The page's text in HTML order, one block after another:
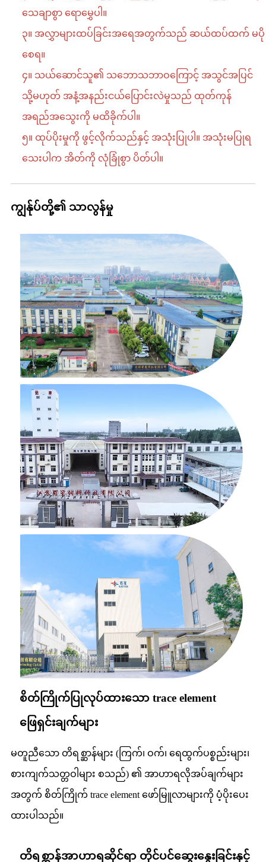
သေချာစွာ ရောမွှေပါ။
၃။ အလွှာများထပ်ခြင်းအရေအတွက်သည် ဆယ်ထပ်ထက် မပို
စေရ။
၄။ သယ်ဆောင်သူ၏ သဘောသဘာဝကြောင့် အသွင်အပြင်
သို့မဟုတ် အနံ့အနည်းငယ်ပြောင်းလဲမှုသည် ထုတ်ကုန်
အရည်အသွေးကို မထိခိုက်ပါ။
၅။ ထုပ်ပိုးမှုကို ဖွင့်လိုက်သည်နှင့် အသုံးပြုပါ။ အသုံးမပြုရ
သေးပါက အိတ်ကို လုံခြုံစွာ ပိတ်ပါ။
ကျွန်ုပ်တို့၏ သာလွန်မှု
စိတ်ကြိုက်ပြုလုပ်ထားသော trace element
ဖြေရှင်းချက်များ
မတူညီသော တိရစ္ဆာန်များ (ကြက်၊ ဝက်၊ ရေထွက်ပစ္စည်းများ၊
စားကျက်သတ္တဝါများ စသည်) ၏ အာဟာရလိုအပ်ချက်များ
အတွက် စိတ်ကြိုက် trace element ဖော်မြူလာများကို ပံ့ပိုးပေး
ထားပါသည်။
တိရစ္ဆာန်အာဟာရဆိုင်ရာ တိုင်ပင်ဆွေးနွေးခြင်းနှင့်